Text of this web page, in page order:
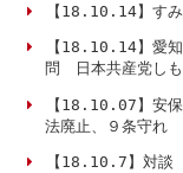
【18.10.14】すみ
【18.10.14】愛知
問 日本共産党し
【18.10.07】安保
法廃止、９条守れ
【18.10.7】対談